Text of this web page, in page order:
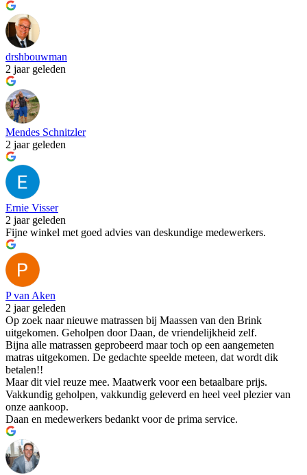
drshbouwman
2 jaar geleden
Mendes Schnitzler
2 jaar geleden
Ernie Visser
2 jaar geleden
Fijne winkel met goed advies van deskundige medewerkers.
P van Aken
2 jaar geleden
Op zoek naar nieuwe matrassen bij Maassen van den Brink
uitgekomen. Geholpen door Daan, de vriendelijkheid zelf.
Bijna alle matrassen geprobeerd maar toch op een aangemeten
matras uitgekomen. De gedachte speelde meteen, dat wordt dik
betalen!!
Maar dit viel reuze mee. Maatwerk voor een betaalbare prijs.
Vakkundig geholpen, vakkundig geleverd en heel veel plezier van
onze aankoop.
Daan en medewerkers bedankt voor de prima service.